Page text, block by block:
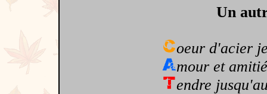
Un
oeur d'acier
mour et
endre